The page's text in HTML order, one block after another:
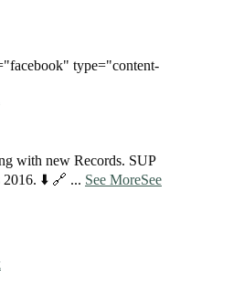
type="content-
with new Records. SUP
2016. ⬇️ 🔗 ... See MoreSee